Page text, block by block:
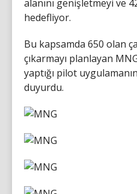
alanını genişletmeyi ve
hedefliyor.
Bu kapsamda 650 olan
çıkarmayı planlayan
yaptığı pilot
duyurdu.